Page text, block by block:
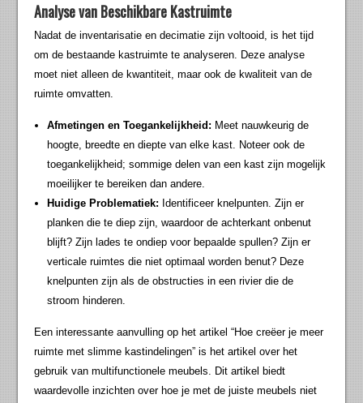
Analyse van Beschikbare Kastruimte
Nadat de inventarisatie en decimatie zijn voltooid, is het tijd
om de bestaande kastruimte te analyseren. Deze analyse
moet niet alleen de kwantiteit, maar ook de kwaliteit van de
ruimte omvatten.
Afmetingen en Toegankelijkheid: Meet nauwkeurig de
hoogte, breedte en diepte van elke kast. Noteer ook de
toegankelijkheid; sommige delen van een kast zijn mogelijk
moeilijker te bereiken dan andere.
Huidige Problematiek: Identificeer knelpunten. Zijn er
planken die te diep zijn, waardoor de achterkant onbenut
blijft? Zijn lades te ondiep voor bepaalde spullen? Zijn er
verticale ruimtes die niet optimaal worden benut? Deze
knelpunten zijn als de obstructies in een rivier die de
stroom hinderen.
Een interessante aanvulling op het artikel “Hoe creëer je meer
ruimte met slimme kastindelingen” is het artikel over het
gebruik van multifunctionele meubels. Dit artikel biedt
waardevolle inzichten over hoe je met de juiste meubels niet